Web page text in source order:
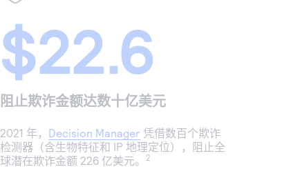
$22.6
阻止欺诈金额达数十亿美元
2021 年， Decision Manager 凭借数百个欺诈
检测器（含生物特征和 IP 地理定位），阻止全
球潜在欺诈金额 226 亿美元。
2